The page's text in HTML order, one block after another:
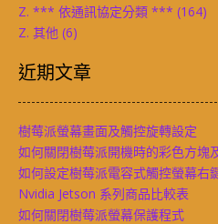
Z. *** 依通訊協定分類 *** (164)
Z. 其他 (6)
近期文章
樹莓派螢幕畫面及觸控旋轉設定
如何關閉樹莓派開機時的彩色方塊
如何設定樹莓派電容式觸控螢幕右
Nvidia Jetson 系列商品比較表
如何關閉樹莓派螢幕保護程式